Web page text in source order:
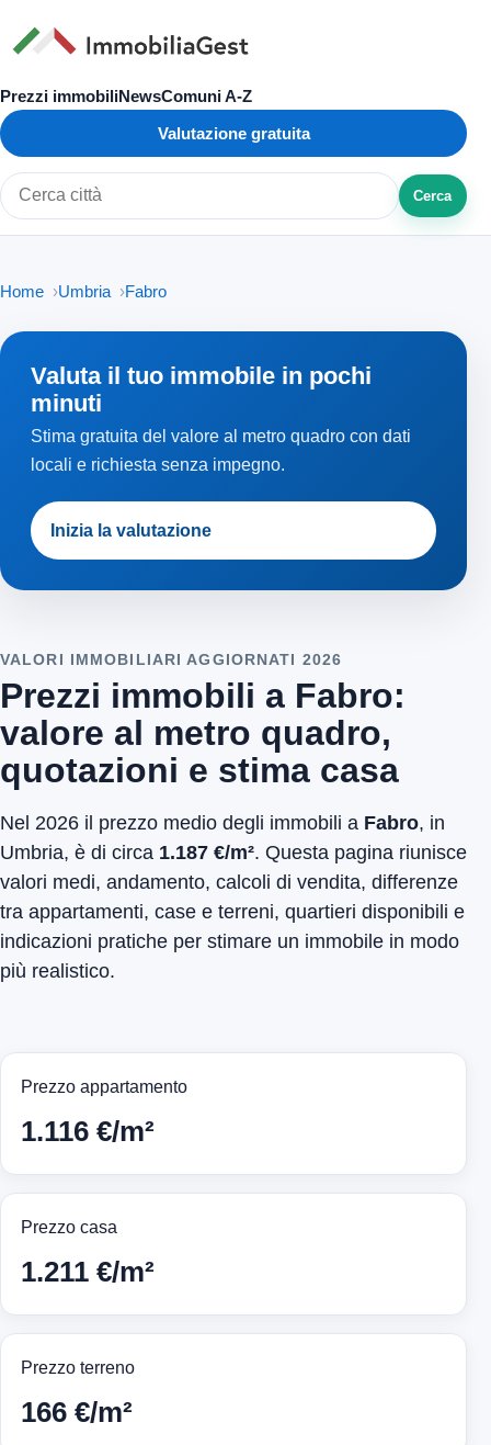
Prezzi immobiliNewsComuni A-Z
Valutazione gratuita
Cerca città o zona
Cerca
Home Umbria Fabro
Valuta il tuo immobile in pochi
minuti
Stima gratuita del valore al metro quadro con dati
locali e richiesta senza impegno.
Inizia la valutazione
VALORI IMMOBILIARI AGGIORNATI 2026
Prezzi immobili a Fabro:
valore al metro quadro,
quotazioni e stima casa
Nel 2026 il prezzo medio degli immobili a Fabro, in
Umbria, è di circa 1.187 €/m². Questa pagina riunisce
valori medi, andamento, calcoli di vendita, differenze
tra appartamenti, case e terreni, quartieri disponibili e
indicazioni pratiche per stimare un immobile in modo
più realistico.
Prezzo appartamento
1.116 €/m²
Prezzo casa
1.211 €/m²
Prezzo terreno
166 €/m²